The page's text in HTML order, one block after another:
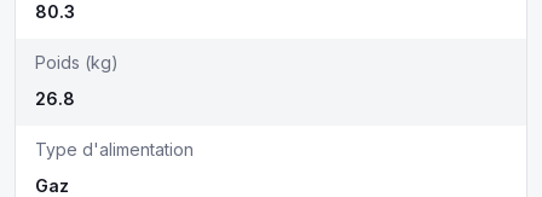
80.3
Poids (kg)
26.8
Type d'alimentation
Gaz